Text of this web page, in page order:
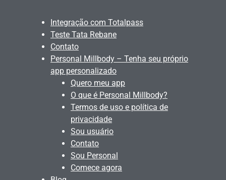
Integração com Totalpass
Teste Tata Rebane
Contato
Personal Millbody – Tenha seu próprio
app personalizado
Quero meu app
O que é Personal Millbody?
Termos de uso e política de
privacidade
Sou usuário
Contato
Sou Personal
Comece agora